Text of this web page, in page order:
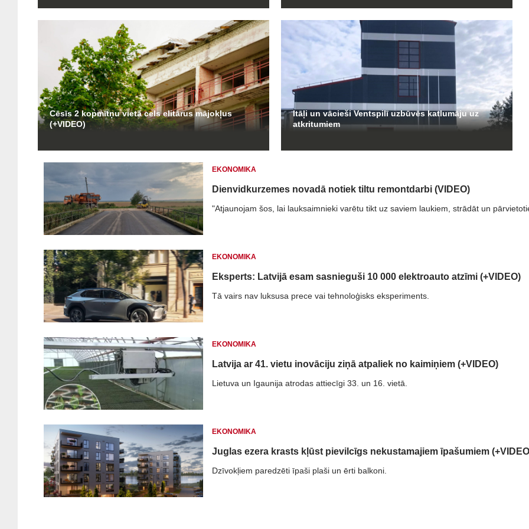
Cēsīs 2 kopmītņu vietā cels elitārus mājokļus
(+VIDEO)
Itāļi un vācieši Ventspilī uzbūvēs katlumāju uz
atkritumiem
EKONOMIKA
Dienvidkurzemes novadā notiek tiltu remontdarbi (VIDEO)
"Atjaunojam šos, lai lauksaimnieki varētu tikt uz saviem laukiem, strādāt un
EKONOMIKA
Eksperts: Latvijā esam sasnieguši 10 000 elektroauto atzīmi (+VIDEO)
Tā vairs nav luksusa prece vai tehnoloģisks eksperiments.
EKONOMIKA
Latvija ar 41. vietu inovāciju ziņā atpaliek no kaimiņiem (+VIDEO)
Lietuva un Igaunija atrodas attiecīgi 33. un 16. vietā.
EKONOMIKA
Juglas ezera krasts kļūst pievilcīgs nekustamajiem īpašumiem
Dzīvokļiem paredzēti īpaši plaši un ērti balkoni.